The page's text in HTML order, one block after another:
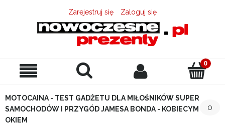
Zarejestruj się Zaloguj się
MOTOCAINA - TEST GADŻETU DLA MIŁOŚNIKÓW SUPER
SAMOCHODÓW I PRZYGÓD JAMESA BONDA - KOBIECYM
OKIEM
0